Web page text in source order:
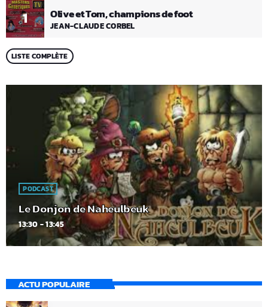
1 Olive et Tom, champions de foot
JEAN-CLAUDE CORBEL
LISTE COMPLÈTE
PODCAST
Le Donjon de Naheulbeuk
13:30 - 13:45
ACTU POPULAIRE